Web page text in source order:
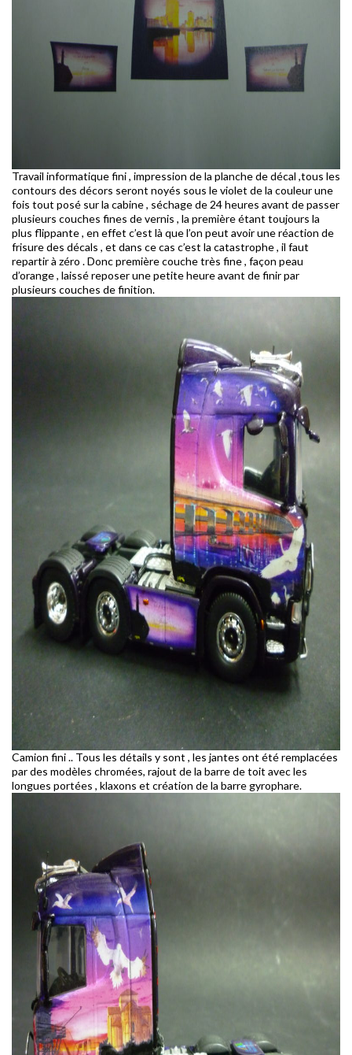
Travail informatique fini , impression de la planche de décal ,tous les
contours des décors seront noyés sous le violet de la couleur une
fois tout posé sur la cabine , séchage de 24 heures avant de passer
plusieurs couches fines de vernis , la première étant toujours la
plus flippante , en effet c’est là que l’on peut avoir une réaction de
frisure des décals , et dans ce cas c’est la catastrophe , il faut
repartir à zéro . Donc première couche très fine , façon peau
d’orange , laissé reposer une petite heure avant de finir par
plusieurs couches de finition.
Camion fini .. Tous les détails y sont , les jantes ont été remplacées
par des modèles chromées, rajout de la barre de toit avec les
longues portées , klaxons et création de la barre gyrophare.